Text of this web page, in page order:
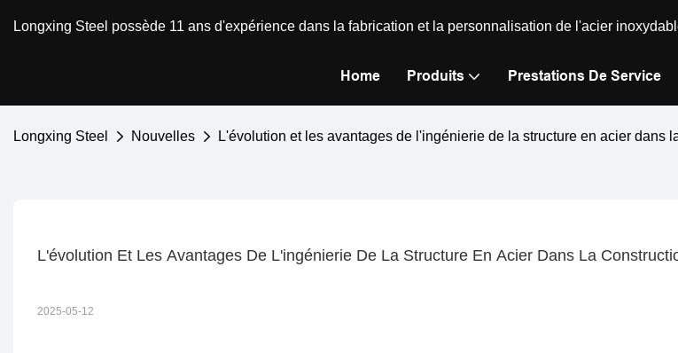
Longxing Steel possède 11 ans d'expérience dans la fabrication et la personnalisation de l'acier
Home Produits Prestations De Service
Longxing Steel Nouvelles L'évolution et les avantages de l'ingénierie de la structure en acier dans
L'évolution Et Les Avantages De L'ingénierie De La Structure En Acier Dans La
2025-05-12